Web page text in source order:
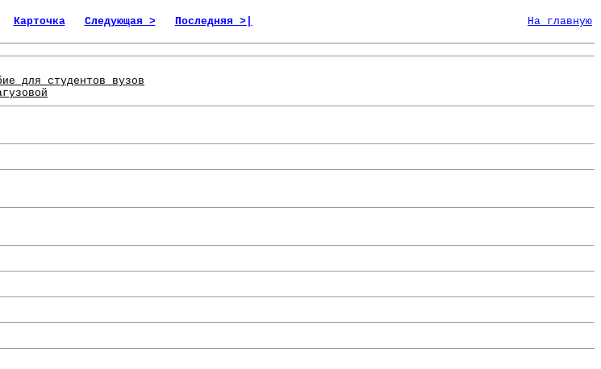
Карточка Следующая > Последняя >| На главную
для студентов вузов